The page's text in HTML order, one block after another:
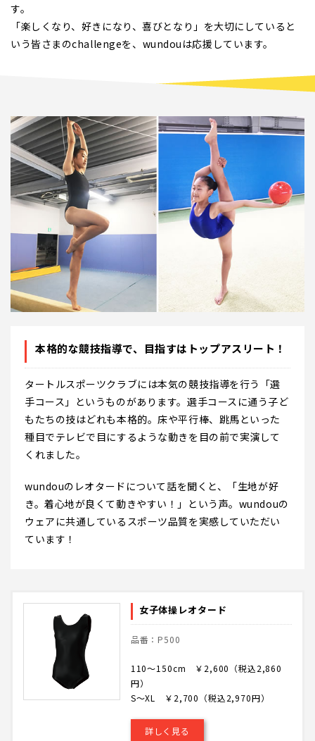
す。
「楽しくなり、好きになり、喜びとなり」を大切にしていると
いう皆さまのchallengeを、wundouは応援しています。
本格的な競技指導で、目指すはトップアスリート！
タートルスポーツクラブには本気の競技指導を行う「選
手コース」というものがあります。選手コースに通う子ど
もたちの技はどれも本格的。床や平行棒、跳馬といった
種目でテレビで目にするような動きを目の前で実演して
くれました。
wundouのレオタードについて話を聞くと、「生地が好
き。着心地が良くて動きやすい！」という声。wundouの
ウェアに共通しているスポーツ品質を実感していただい
ています！
女子体操レオタード
品番：P500
110～150cm ￥2,600（税込2,860
円）
S～XL ￥2,700（税込2,970円）
詳しく見る